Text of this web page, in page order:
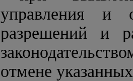
управления и
разрешений и
отмене